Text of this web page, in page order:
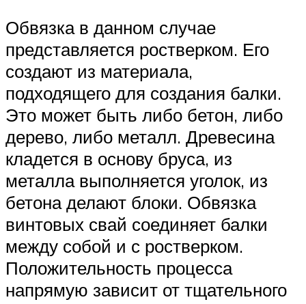
Обвязка в данном случае
представляется ростверком. Его
создают из материала,
подходящего для создания балки.
Это может быть либо бетон, либо
дерево, либо металл. Древесина
кладется в основу бруса, из
металла выполняется уголок, из
бетона делают блоки. Обвязка
винтовых свай соединяет балки
между собой и с ростверком.
Положительность процесса
напрямую зависит от тщательного